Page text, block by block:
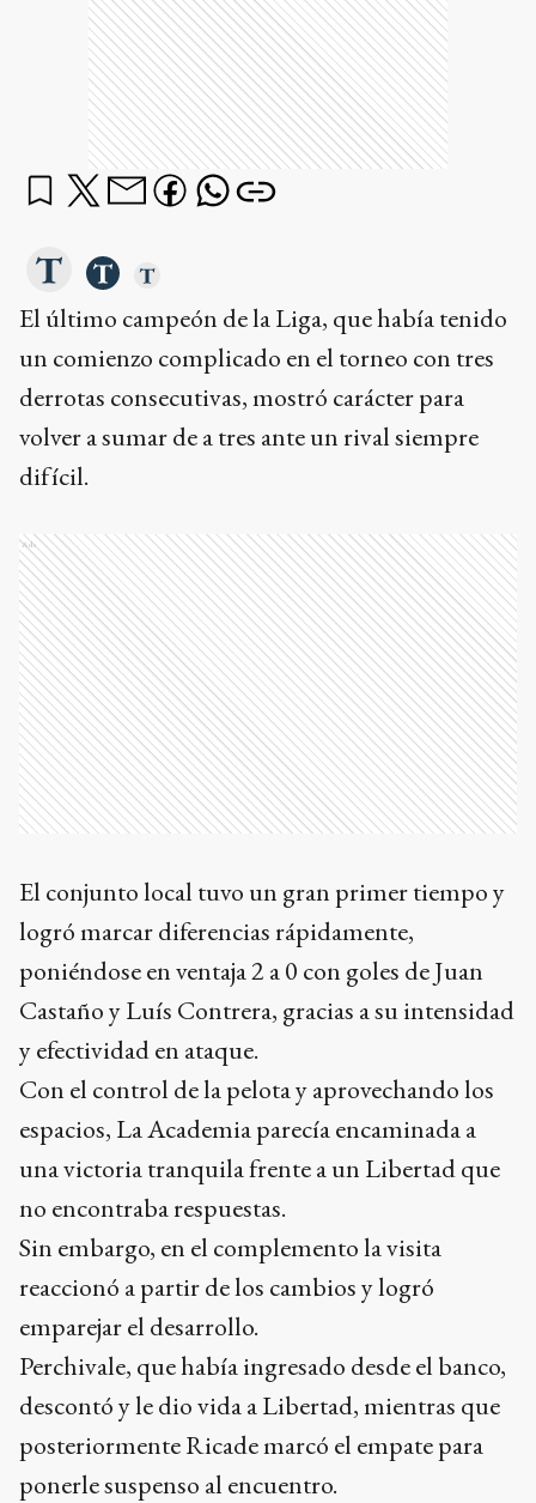
El último campeón de la Liga, que había tenido
un comienzo complicado en el torneo con tres
derrotas consecutivas, mostró carácter para
volver a sumar de a tres ante un rival siempre
difícil.
Ads
El conjunto local tuvo un gran primer tiempo y
logró marcar diferencias rápidamente,
poniéndose en ventaja 2 a 0 con goles de Juan
Castaño y Luís Contrera, gracias a su intensidad
y efectividad en ataque.
Con el control de la pelota y aprovechando los
espacios, La Academia parecía encaminada a
una victoria tranquila frente a un Libertad que
no encontraba respuestas.
Sin embargo, en el complemento la visita
reaccionó a partir de los cambios y logró
emparejar el desarrollo.
Perchivale, que había ingresado desde el banco,
descontó y le dio vida a Libertad, mientras que
posteriormente Ricade marcó el empate para
ponerle suspenso al encuentro.